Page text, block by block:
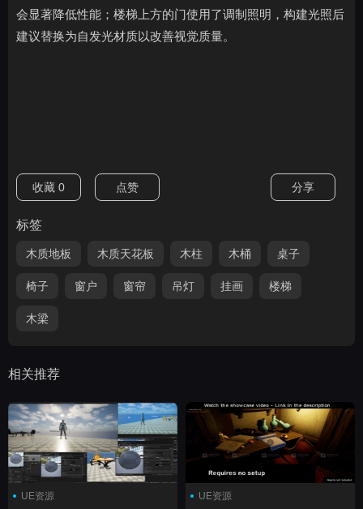
会显著降低性能；楼梯上方的门使用了调制照明，构建光照后
建议替换为自发光材质以改善视觉质量。
收藏 0 点赞 分享
标签
木质地板 木质天花板 木柱 木桶 桌子
椅子 窗户 窗帘 吊灯 挂画 楼梯
木梁
相关推荐
UE资源 UE资源